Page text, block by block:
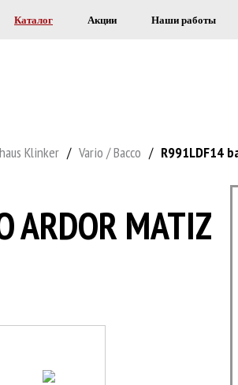
Каталог Акции Наши работы
Klinker / Vario / Bacco / R991LDF14
ARDOR MATIZ